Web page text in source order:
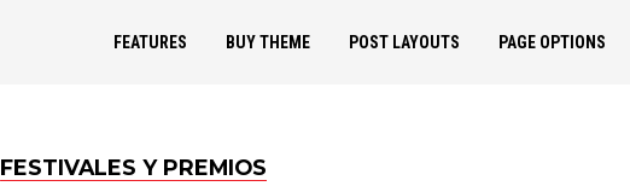
FEATURES BUY THEME POST LAYOUTS PAGE OPTIONS
FESTIVALES Y PREMIOS